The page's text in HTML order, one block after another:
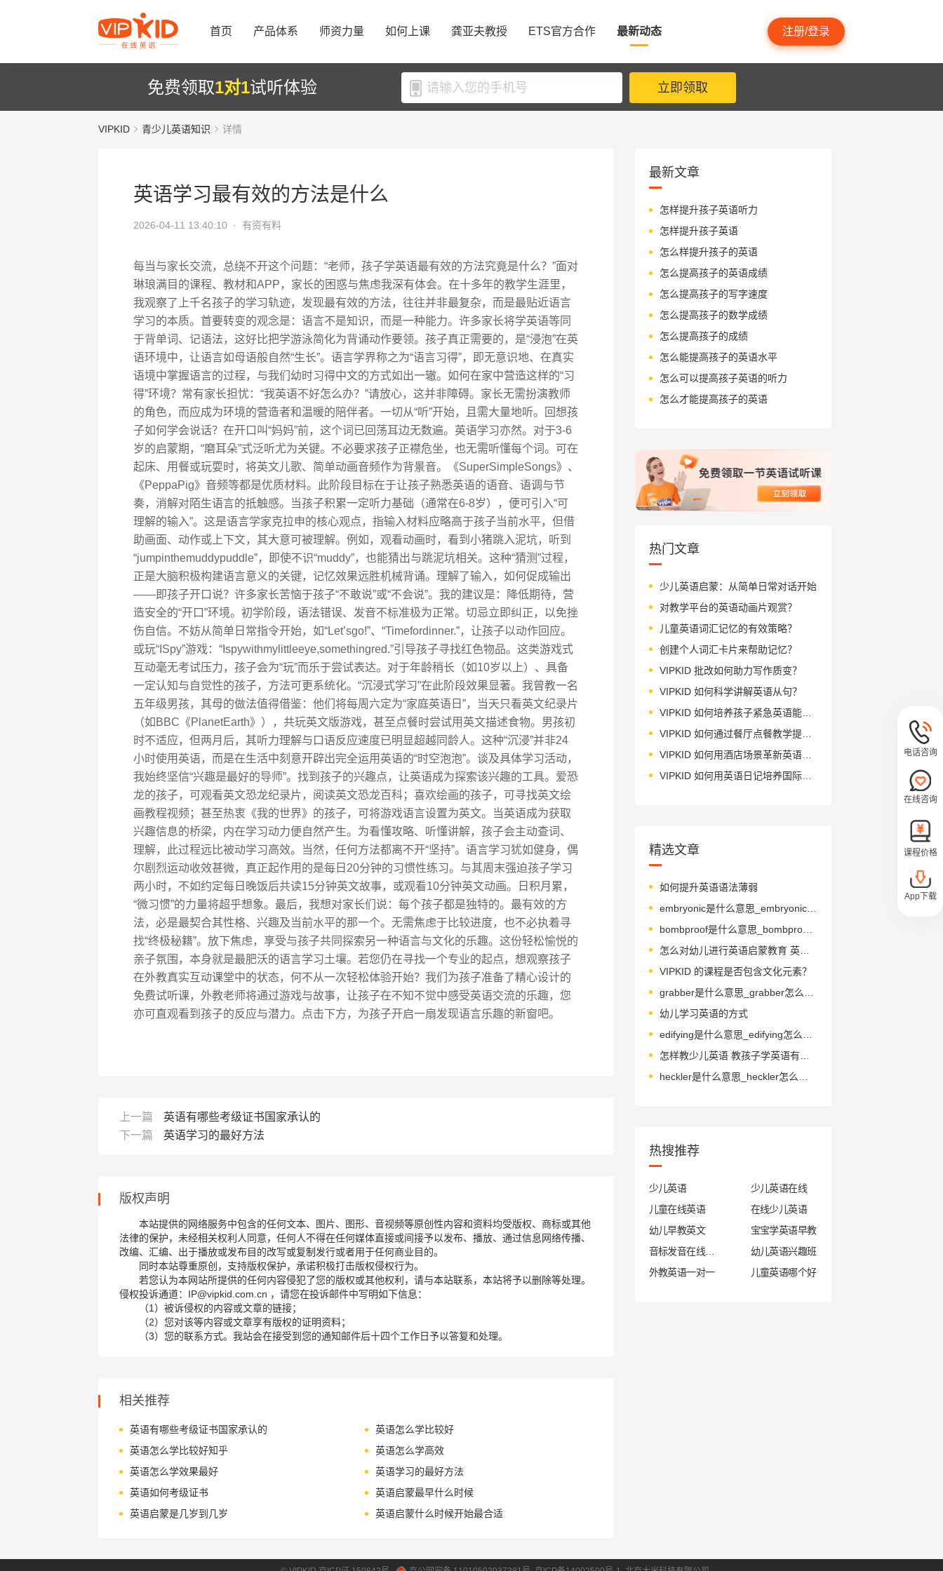
首页 产品体系 师资力量 如何上课 龚亚夫教授 ETS官方合作 最新动态 注册/登录
免费领取1对1试听体验 立即领取
VIPKID 青少儿英语知识 详情
英语学习最有效的方法是什么
2026-04-11 13:40:10 · 有资有料
每当与家长交流，总绕不开这个问题：“老师，孩子学英语最有效的方法究竟是什么？”面对
琳琅满目的课程、教材和APP，家长的困惑与焦虑我深有体会。在十多年的教学生涯里，
我观察了上千名孩子的学习轨迹，发现最有效的方法，往往并非最复杂，而是最贴近语言
学习的本质。首要转变的观念是：语言不是知识，而是一种能力。许多家长将学英语等同
于背单词、记语法，这好比把学游泳简化为背诵动作要领。孩子真正需要的，是“浸泡”在英
语环境中，让语言如母语般自然“生长”。语言学界称之为“语言习得”，即无意识地、在真实
语境中掌握语言的过程，与我们幼时习得中文的方式如出一辙。如何在家中营造这样的“习
得”环境？常有家长担忧：“我英语不好怎么办？”请放心，这并非障碍。家长无需扮演教师
的角色，而应成为环境的营造者和温暖的陪伴者。一切从“听”开始，且需大量地听。回想孩
子如何学会说话？在开口叫“妈妈”前，这个词已回荡耳边无数遍。英语学习亦然。对于3-6
岁的启蒙期，“磨耳朵”式泛听尤为关键。不必要求孩子正襟危坐，也无需听懂每个词。可在
起床、用餐或玩耍时，将英文儿歌、简单动画音频作为背景音。《SuperSimpleSongs》、
《PeppaPig》音频等都是优质材料。此阶段目标在于让孩子熟悉英语的语音、语调与节
奏，消解对陌生语言的抵触感。当孩子积累一定听力基础（通常在6-8岁），便可引入“可
理解的输入”。这是语言学家克拉申的核心观点，指输入材料应略高于孩子当前水平，但借
助画面、动作或上下文，其大意可被理解。例如，观看动画时，看到小猪跳入泥坑，听到
“jumpinthemuddypuddle”，即使不识“muddy”，也能猜出与跳泥坑相关。这种“猜测”过程，
正是大脑积极构建语言意义的关键，记忆效果远胜机械背诵。理解了输入，如何促成输出
——即孩子开口说？许多家长苦恼于孩子“不敢说”或“不会说”。我的建议是：降低期待，营
造安全的“开口”环境。初学阶段，语法错误、发音不标准极为正常。切忌立即纠正，以免挫
伤自信。不妨从简单日常指令开始，如“Let’sgo!”、“Timefordinner.”，让孩子以动作回应。
或玩“ISpy”游戏：“Ispywithmylittleeye,somethingred.”引导孩子寻找红色物品。这类游戏式
互动毫无考试压力，孩子会为“玩”而乐于尝试表达。对于年龄稍长（如10岁以上）、具备
一定认知与自觉性的孩子，方法可更系统化。“沉浸式学习”在此阶段效果显著。我曾教一名
五年级男孩，其母的做法值得借鉴：他们将每周六定为“家庭英语日”，当天只看英文纪录片
（如BBC《PlanetEarth》），共玩英文版游戏，甚至点餐时尝试用英文描述食物。男孩初
时不适应，但两月后，其听力理解与口语反应速度已明显超越同龄人。这种“沉浸”并非24
小时使用英语，而是在生活中刻意开辟出完全运用英语的“时空泡泡”。谈及具体学习活动，
我始终坚信“兴趣是最好的导师”。找到孩子的兴趣点，让英语成为探索该兴趣的工具。爱恐
龙的孩子，可观看英文恐龙纪录片，阅读英文恐龙百科；喜欢绘画的孩子，可寻找英文绘
画教程视频；甚至热衷《我的世界》的孩子，可将游戏语言设置为英文。当英语成为获取
兴趣信息的桥梁，内在学习动力便自然产生。为看懂攻略、听懂讲解，孩子会主动查词、
理解，此过程远比被动学习高效。当然，任何方法都离不开“坚持”。语言学习犹如健身，偶
尔剧烈运动收效甚微，真正起作用的是每日20分钟的习惯性练习。与其周末强迫孩子学习
两小时，不如约定每日晚饭后共读15分钟英文故事，或观看10分钟英文动画。日积月累，
“微习惯”的力量将超乎想象。最后，我想对家长们说：每个孩子都是独特的。最有效的方
法，必是最契合其性格、兴趣及当前水平的那一个。无需焦虑于比较进度，也不必执着寻
找“终极秘籍”。放下焦虑，享受与孩子共同探索另一种语言与文化的乐趣。这份轻松愉悦的
亲子氛围，本身就是最肥沃的语言学习土壤。若您仍在寻找一个专业的起点，想观察孩子
在外教真实互动课堂中的状态，何不从一次轻松体验开始？我们为孩子准备了精心设计的
免费试听课，外教老师将通过游戏与故事，让孩子在不知不觉中感受英语交流的乐趣，您
亦可直观看到孩子的反应与潜力。点击下方，为孩子开启一扇发现语言乐趣的新窗吧。
上一篇
英语有哪些考级证书国家承认的
下一篇
英语学习的最好方法
版权声明
本站提供的网络服务中包含的任何文本、图片、图形、音视频等原创性内容和资料均受版权、商标或其他
法律的保护，未经相关权利人同意，任何人不得在任何媒体直接或间接予以发布、播放、通过信息网络传播、
改编、汇编、出于播放或发布目的改写或复制发行或者用于任何商业目的。
同时本站尊重原创，支持版权保护，承诺积极打击版权侵权行为。
若您认为本网站所提供的任何内容侵犯了您的版权或其他权利，请与本站联系，本站将予以删除等处理。
侵权投诉通道：IP@vipkid.com.cn ，请您在投诉邮件中写明如下信息：
（1）被诉侵权的内容或文章的链接；
（2）您对该等内容或文章享有版权的证明资料；
（3）您的联系方式。我站会在接受到您的通知邮件后十四个工作日予以答复和处理。
相关推荐
英语有哪些考级证书国家承认的
英语怎么学比较好
英语怎么学比较好知乎
英语怎么学高效
英语怎么学效果最好
英语学习的最好方法
英语如何考级证书
英语启蒙最早什么时候
英语启蒙是几岁到几岁
英语启蒙什么时候开始最合适
最新文章
怎样提升孩子英语听力
怎样提升孩子英语
怎么样提升孩子的英语
怎么提高孩子的英语成绩
怎么提高孩子的写字速度
怎么提高孩子的数学成绩
怎么提高孩子的成绩
怎么能提高孩子的英语水平
怎么可以提高孩子英语的听力
怎么才能提高孩子的英语
热门文章
少儿英语启蒙：从简单日常对话开始
对教学平台的英语动画片观赏？
儿童英语词汇记忆的有效策略？
创建个人词汇卡片来帮助记忆？
VIPKID 批改如何助力写作质变？
VIPKID 如何科学讲解英语从句？
VIPKID 如何培养孩子紧急英语能力？
VIPKID 如何通过餐厅点餐教学提升少儿英语应用能力？
VIPKID 如何用酒店场景革新英语教学？
VIPKID 如何用英语日记培养国际化人才？
精选文章
如何提升英语语法薄弱
embryonic是什么意思_embryonic怎么读_音标ˌembrɪˈɒnɪk
bombproof是什么意思_bombproof怎么读_音标ˈbɒmpru-f
怎么对幼儿进行英语启蒙教育 英语幼儿启蒙方法
VIPKID 的课程是否包含文化元素？
幼儿学习英语的方式
怎样教少儿英语 教孩子学英语有哪些好办法
热搜推荐
少儿英语
少儿英语在线
儿童在线英语
在线少儿英语
幼儿早教英文
宝宝学英语早教
幼儿英语兴趣班
外教英语一对一
儿童英语哪个好
电话咨询
在线咨询
课程价格
App下载